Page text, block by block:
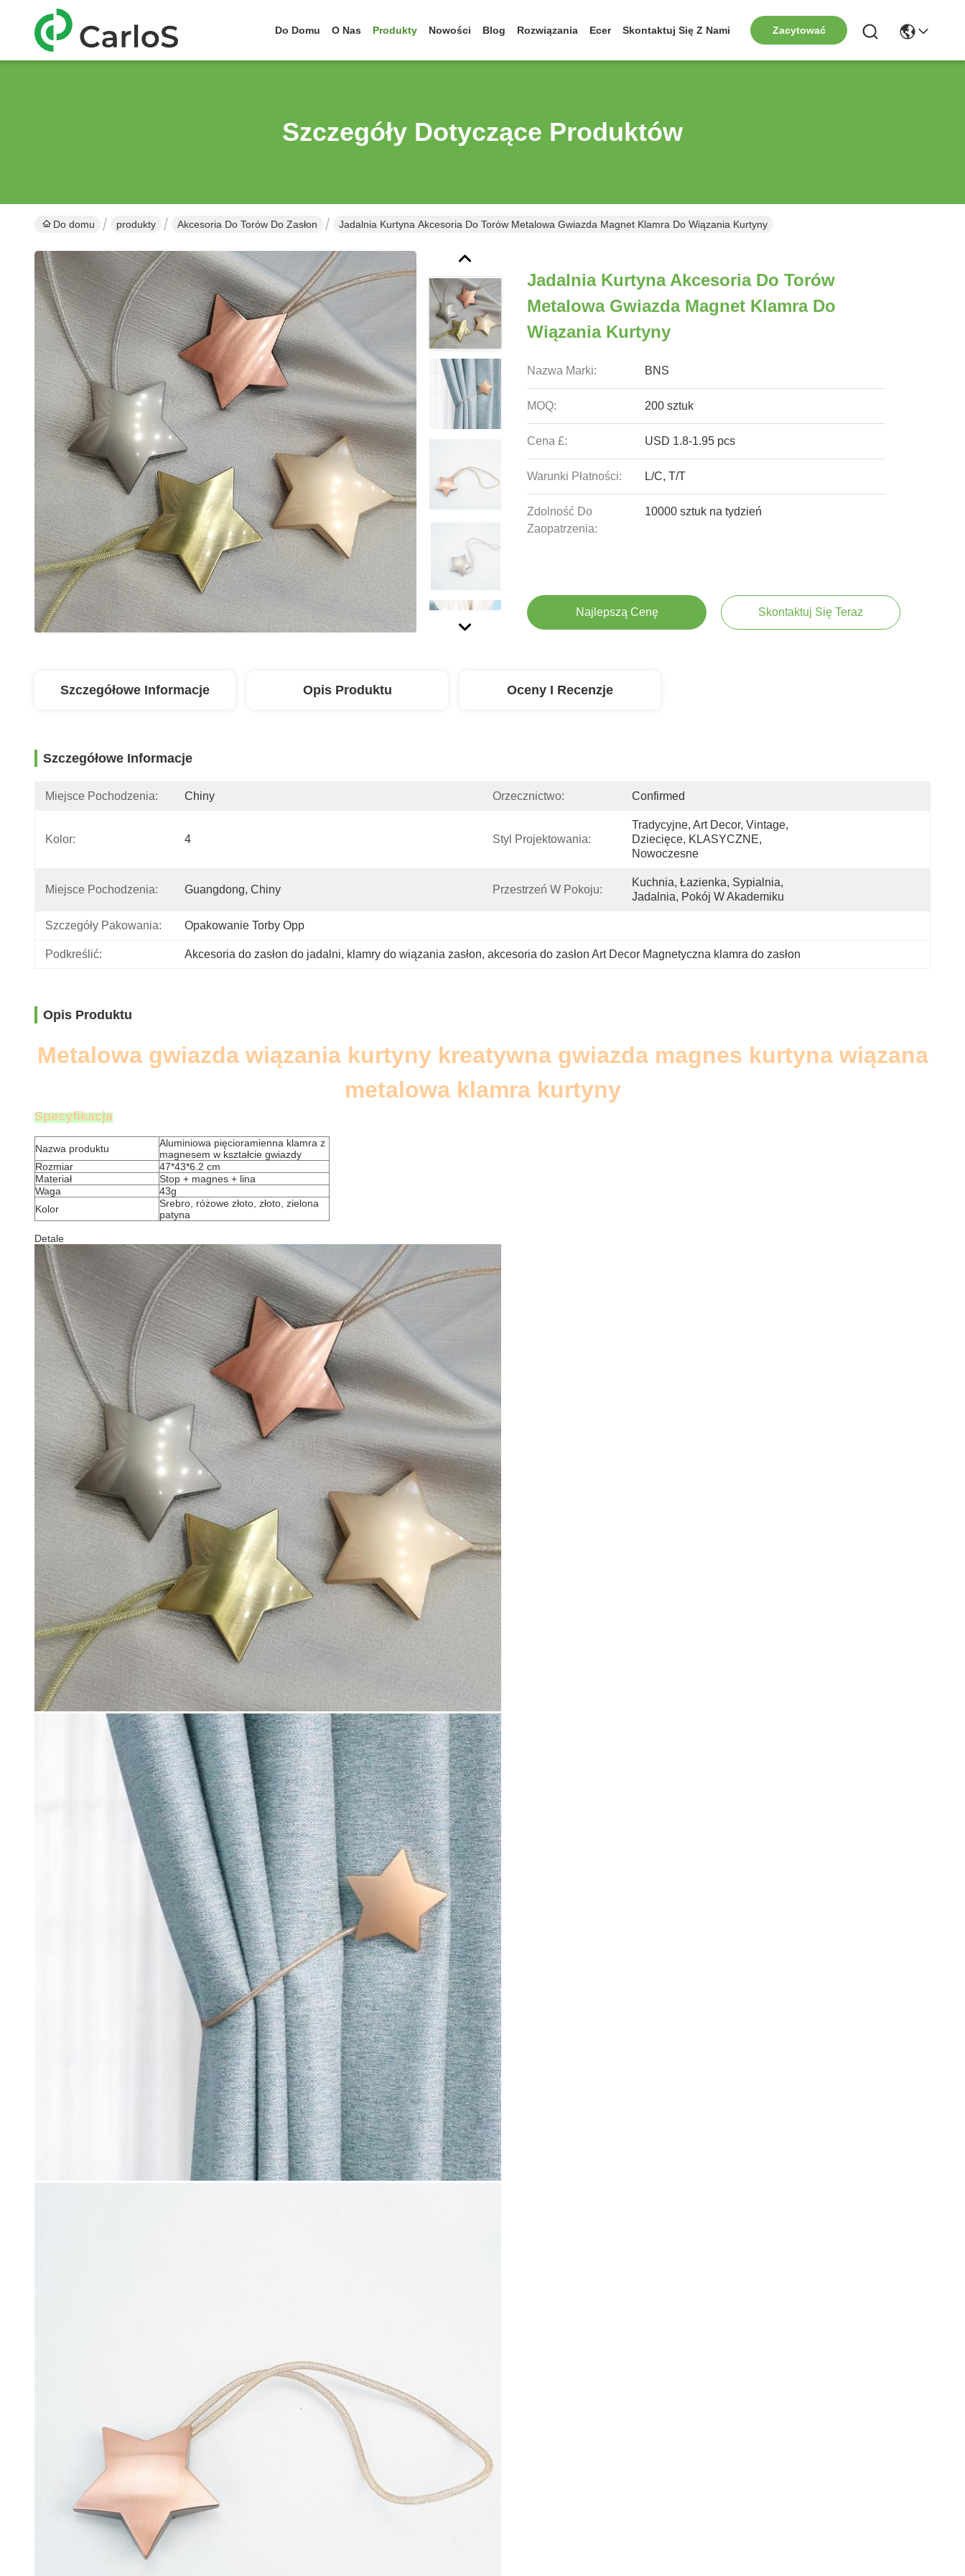
Do Domu O Nas Produkty Nowości Blog Rozwiązania Ecer Skontaktuj Się Z Nami Zacytować
Szczegóły Dotyczące Produktów
Do domu produkty Akcesoria Do Torów Do Zasłon Jadalnia Kurtyna Akcesoria Do Torów Metalowa Gwiazda Magnet Klamra Do Wiązania Kurtyny
Jadalnia Kurtyna Akcesoria Do Torów
Metalowa Gwiazda Magnet Klamra Do
Wiązania Kurtyny
Nazwa Marki: BNS
MOQ: 200 sztuk
Cena £: USD 1.8-1.95 pcs
Warunki Płatności: L/C, T/T
Zdolność Do
Zaopatrzenia:
10000 sztuk na tydzień
Najlepszą Cenę Skontaktuj Się Teraz
Szczegółowe Informacje Opis Produktu Oceny I Recenzje
Szczegółowe Informacje
Miejsce Pochodzenia: Chiny Orzecznictwo: Confirmed
Kolor: 4 Styl Projektowania:
Tradycyjne, Art Decor, Vintage,
Dziecięce, KLASYCZNE,
Nowoczesne
Miejsce Pochodzenia: Guangdong, Chiny Przestrzeń W Pokoju:
Kuchnia, Łazienka, Sypialnia,
Jadalnia, Pokój W Akademiku
Szczegóły Pakowania: Opakowanie Torby Opp
Podkreślić: Akcesoria do zasłon do jadalni, klamry do wiązania zasłon, akcesoria do zasłon Art Decor Magnetyczna klamra do zasłon
Opis Produktu
Metalowa gwiazda wiązania kurtyny kreatywna gwiazda magnes kurtyna wiązana
metalowa klamra kurtyny
Specyfikacja
Nazwa produktu
Aluminiowa pięcioramienna klamra z
magnesem w kształcie gwiazdy
Rozmiar
47*43*6.2 cm
Materiał
Stop + magnes + lina
Waga
43g
Kolor
Srebro, różowe złoto, złoto, zielona
patyna
Detale